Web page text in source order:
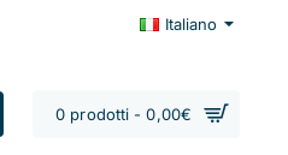
Italiano
0 prodotti - 0,00€